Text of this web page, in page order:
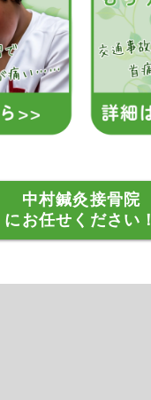
中村鍼灸接骨院
にお任せください！